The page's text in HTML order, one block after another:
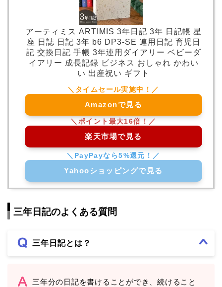
アーティミス ARTIMIS 3年日記 3年 日記帳 星
座 日誌 日記 3年 b6 DP3-SE 連用日記 育児日
記 交換日記 手帳 3年連用ダイアリー ベビーダ
イアリー 成長記録 ビジネス おしゃれ かわい
い 出産祝い ギフト
Amazonで見る
楽天市場で見る
Yahooショッピングで見る
三年日記のよくある質問
三年日記とは？
三年分の日記を書けることができ、続けること